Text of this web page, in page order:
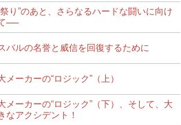
祭り”のあと、さらなるハードな闘いに向け
──
バルの名誉と威信を回復するために
メーカーの“ロジック”（上）
メーカーの“ロジック”（下）、そして、大
なアクシデント！